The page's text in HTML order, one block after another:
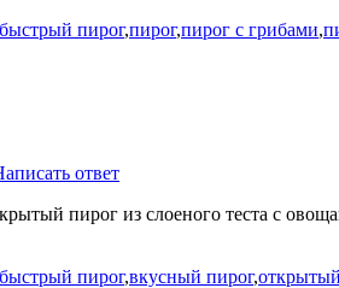
быстрый пирог,пирог,пирог с грибами,
ответ
пирог из слоеного теста с
быстрый пирог,вкусный пирог,